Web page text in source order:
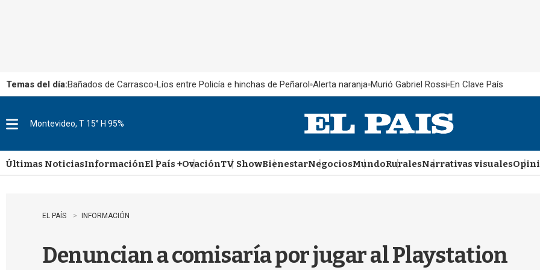
Temas del día:Bañados de Carrasco Líos entre Policía e hinchas de Peñarol Alerta naranja Murió Gabriel Rossi En Clave País
u
Montevideo, T 15° H 95%
Últimas NoticiasInformaciónEl País +OvaciónTV ShowBienestarNegociosMundoRuralesNarrativas visuales
EL PAÍS INFORMACIÓN
Denuncian a comisaría por jugar al Playstation